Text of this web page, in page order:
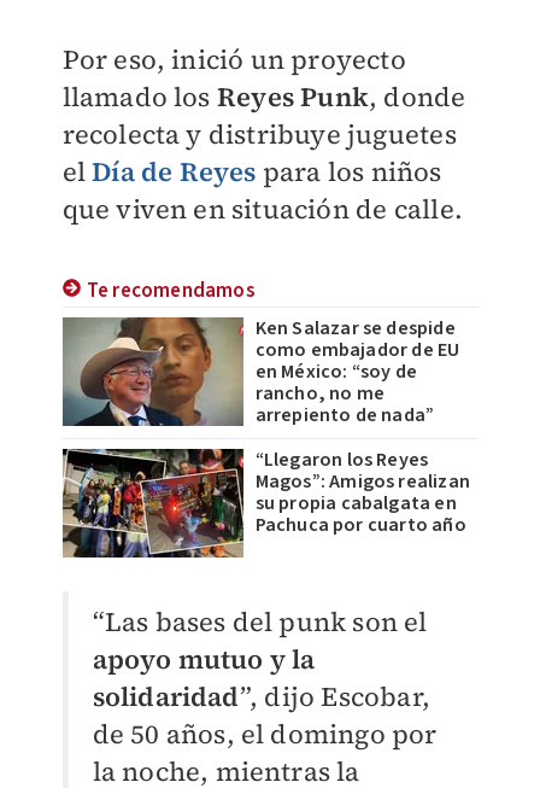
Por eso, inició un proyecto
llamado los Reyes Punk, donde
recolecta y distribuye juguetes
elDía de Reyes para los niños
que viven en situación de calle.
Te recomendamos
Ken Salazar se despide
como embajador de EU
en México: “soy de
rancho, no me
arrepiento de nada”
“Llegaron los Reyes
Magos”: Amigos realizan
su propia cabalgata en
Pachuca por cuarto año
“Las bases del punk son el
apoyo mutuo y la
solidaridad”, dijo Escobar,
de 50 años, el domingo por
la noche, mientras la